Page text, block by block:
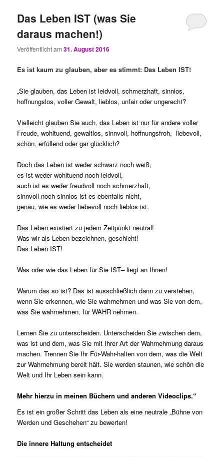
Das Leben IST (was Sie
daraus machen!)
Veröffentlicht am31. August 2016
Es ist kaum zu glauben, aber es stimmt: Das Leben IST!
„Sie glauben, das Leben ist leidvoll, schmerzhaft, sinnlos,
hoffnungslos, voller Gewalt, lieblos, unfair oder ungerecht?
Vielleicht glauben Sie auch, das Leben ist nur für andere voller
Freude, wohltuend, gewaltlos, sinnvoll, hoffnungsfroh, liebevoll,
schön, erfüllend oder gar glücklich?
Doch das Leben ist weder schwarz noch weiß,
es ist weder wohltuend noch leidvoll,
auch ist es weder freudvoll noch schmerzhaft,
sinnvoll noch sinnlos ist es ebenfalls nicht,
genau, wie es weder liebevoll noch lieblos ist.
Das Leben existiert zu jedem Zeitpunkt neutral!
Was wir als Leben bezeichnen, geschieht!
Das Leben IST!
Was oder wie das Leben für Sie IST– liegt an Ihnen!
Warum das so ist? Das ist ausschließlich dann zu verstehen,
wenn Sie erkennen, wie Sie wahrnehmen und was Sie von dem,
was Sie wahrnehmen, für WAHR nehmen.
Lernen Sie zu unterscheiden. Unterscheiden Sie zwischen dem,
was ist und dem, was Sie mit Ihrer Art der Wahrnehmung daraus
machen. Trennen Sie Ihr Für-Wahr-halten von dem, was die Welt
zur Wahrnehmung bereit hält. Sie werden staunen, wie schön die
Welt und Ihr Leben sein kann.
Mehr hierzu in meinen Büchern und anderen Videoclips.“
Es ist ein großer Schritt das Leben als eine neutrale „Bühne von
Werden und Geschehen“ zu bewerten!
Die innere Haltung entscheidet